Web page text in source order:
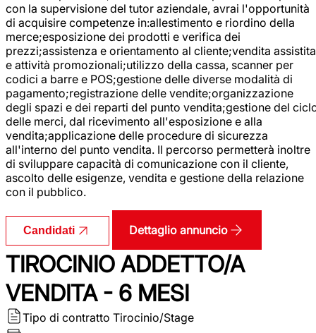
con la supervisione del tutor aziendale, avrai l'opportunità
di acquisire competenze in:allestimento e riordino della
merce;esposizione dei prodotti e verifica dei
prezzi;assistenza e orientamento al cliente;vendita assistita
e attività promozionali;utilizzo della cassa, scanner per
codici a barre e POS;gestione delle diverse modalità di
pagamento;registrazione delle vendite;organizzazione
degli spazi e dei reparti del punto vendita;gestione del
delle merci, dal ricevimento all'esposizione e alla
vendita;applicazione delle procedure di sicurezza
all'interno del punto vendita. Il percorso permetterà inoltre
di sviluppare capacità di comunicazione con il cliente,
ascolto delle esigenze, vendita e gestione della relazione
con il pubblico.
Candidati Dettaglio annuncio
TIROCINIO ADDETTO/A
VENDITA - 6 MESI
Tipo di contratto Tirocinio/Stage